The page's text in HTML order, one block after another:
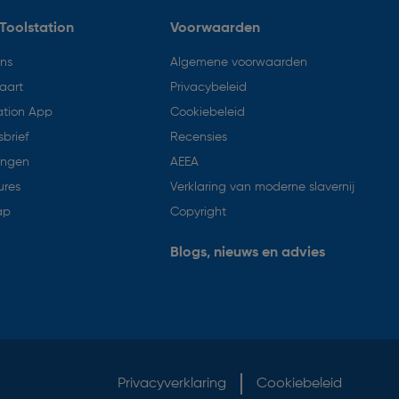
App
Voorwaarden
Algemene voorwaarden
Privacybeleid
Cookiebeleid
Recensies
AEEA
Verklaring van moderne slavernij
Copyright
Blogs, nieuws en advies
Privacyverklaring Cookiebeleid